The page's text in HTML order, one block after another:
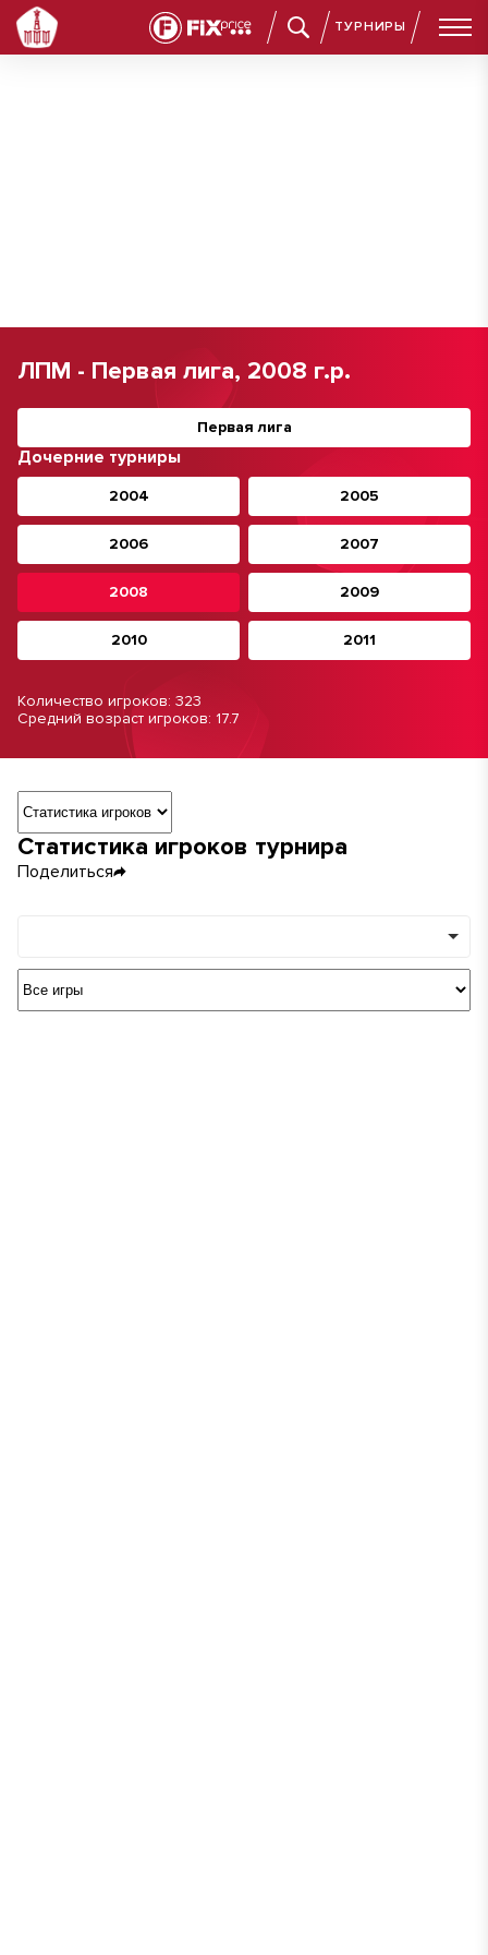
ТУРНИРЫ
ЛПМ - Первая лига, 2008 г.р.
Первая лига
Дочерние турниры
2004 2005
2006 2007
2008 2009
2010 2011
Количество игроков: 323
Средний возраст игроков: 17.7
Навигация по разделам турнира
Статистика игроков турнира
Поделиться